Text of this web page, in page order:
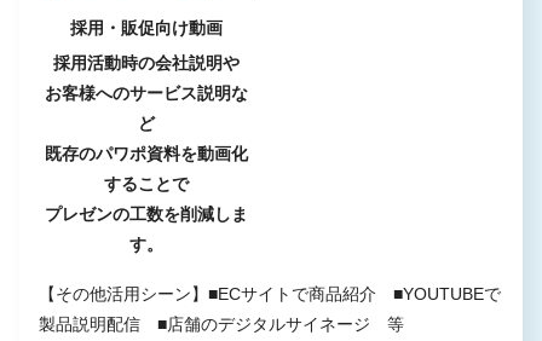
採用・販促向け動画
採用活動時の会社説明や
お客様へのサービス説明な
ど
既存のパワポ資料を動画化
することで
プレゼンの工数を削減しま
す。
【その他活用シーン】■ECサイトで商品紹介 ■YOUTUBEで
製品説明配信 ■店舗のデジタルサイネージ 等